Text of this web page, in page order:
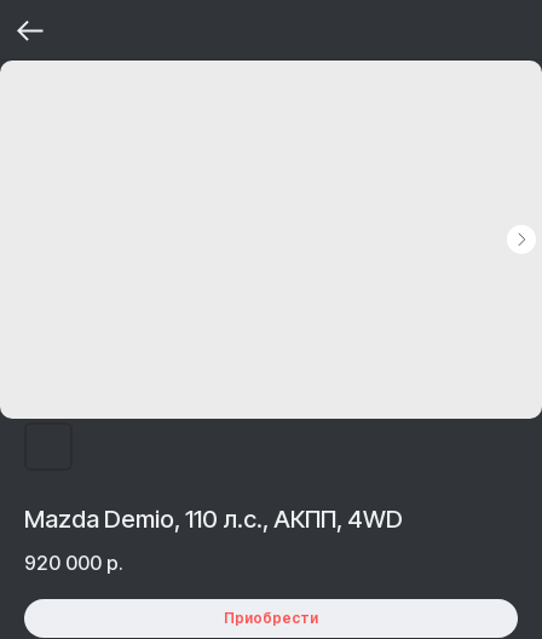
Mazda Demio, 110 л.с., АКПП, 4WD
920 000 р.
Приобрести